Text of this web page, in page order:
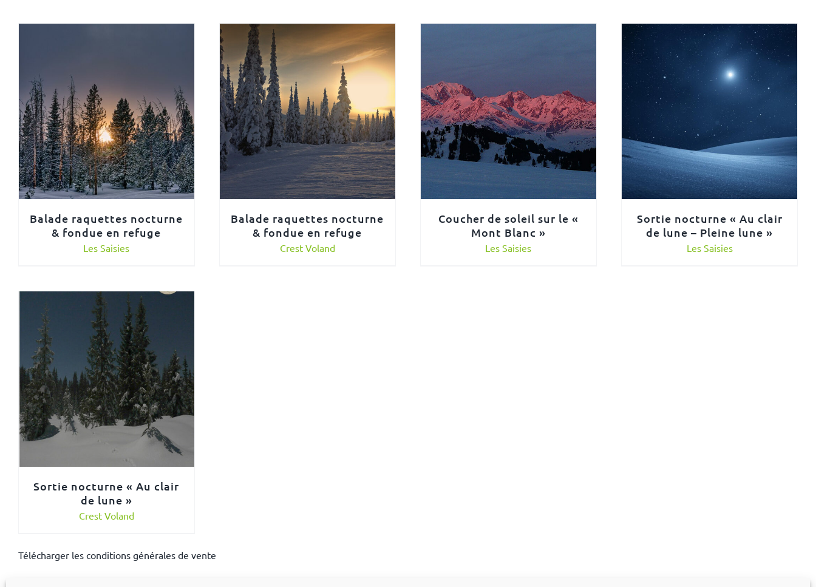
Balade raquettes nocturne
& fondue en refuge
Les Saisies
Balade raquettes nocturne
& fondue en refuge
Crest Voland
Coucher de soleil sur le «
Mont Blanc »
Les Saisies
Sortie nocturne « Au clair
de lune – Pleine lune »
Les Saisies
Sortie nocturne « Au clair
de lune »
Crest Voland
Télécharger les conditions générales de vente